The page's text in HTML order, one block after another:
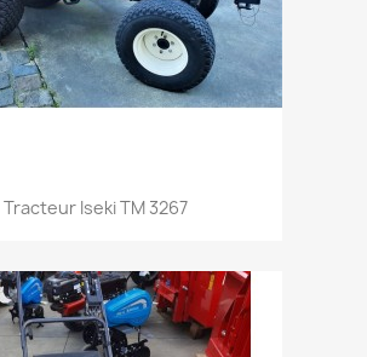
Aperçu rapide
Tracteur Iseki TM 3267